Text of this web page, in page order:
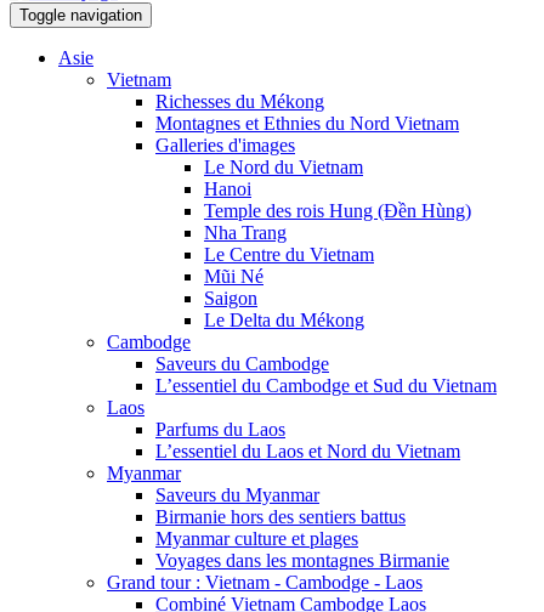
Toggle navigation
Asie
Vietnam
Richesses du Mékong
Montagnes et Ethnies du Nord Vietnam
Galleries d'images
Le Nord du Vietnam
Hanoi
Temple des rois Hung (Đền Hùng)
Nha Trang
Le Centre du Vietnam
Mũi Né
Saigon
Le Delta du Mékong
Cambodge
Saveurs du Cambodge
L’essentiel du Cambodge et Sud du Vietnam
Laos
Parfums du Laos
L’essentiel du Laos et Nord du Vietnam
Myanmar
Saveurs du Myanmar
Birmanie hors des sentiers battus
Myanmar culture et plages
Voyages dans les montagnes Birmanie
Grand tour : Vietnam - Cambodge - Laos
Combiné Vietnam Cambodge Laos